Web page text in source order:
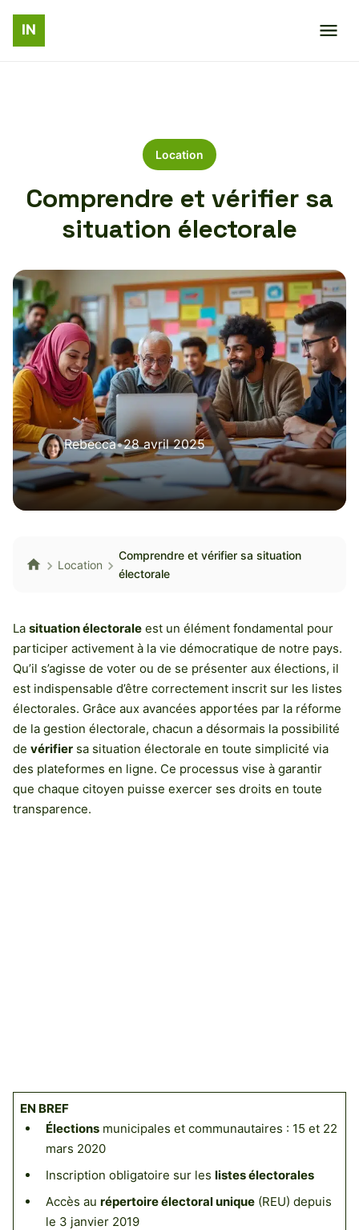
Location
Comprendre et vérifier sa
situation électorale
Rebecca•28 avril 2025
Location
Comprendre et vérifier sa situation
électorale
La situation électorale est un élément fondamental pour
participer activement à la vie démocratique de notre pays.
Qu’il s’agisse de voter ou de se présenter aux élections, il
est indispensable d’être correctement inscrit sur les listes
électorales. Grâce aux avancées apportées par la réforme
de la gestion électorale, chacun a désormais la possibilité
de vérifier sa situation électorale en toute simplicité via
des plateformes en ligne. Ce processus vise à garantir
que chaque citoyen puisse exercer ses droits en toute
transparence.
EN BREF
Électionsmunicipales et communautaires : 15 et 22
mars 2020
Inscription obligatoire sur les listes électorales
Accès au répertoire électoral unique(REU) depuis
le 3 janvier 2019